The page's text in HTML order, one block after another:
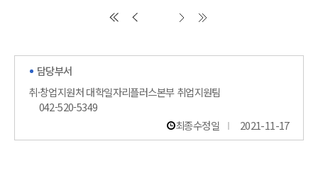
담당부서
취·창업지원처 대학일자리플러스본부 취업지원팀
042-520-5349
최종수정일
2021-11-17